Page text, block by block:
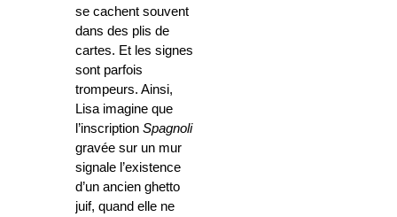
se cachent souvent
dans des plis de
cartes. Et les signes
sont parfois
trompeurs. Ainsi,
Lisa imagine que
l’inscription Spagnoli
gravée sur un mur
signale l’existence
d’un ancien ghetto
juif, quand elle ne